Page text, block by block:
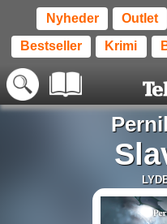
Nyheder Outlet
Bestseller Krimi